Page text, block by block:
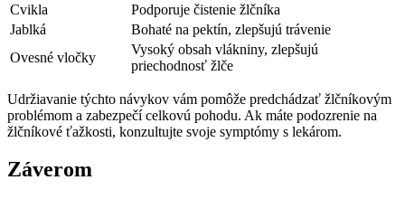
Cvikla
Podporuje čistenie žlčníka
Jablká
Bohaté na pektín, zlepšujú trávenie
Ovesné vločky
Vysoký obsah vlákniny, zlepšujú
priechodnosť žlče
Udržiavanie týchto návykov vám pomôže predchádzať žlčníkovým
problémom a zabezpečí celkovú pohodu. Ak máte podozrenie na
žlčníkové ťažkosti, konzultujte svoje symptómy s lekárom.
Záverom